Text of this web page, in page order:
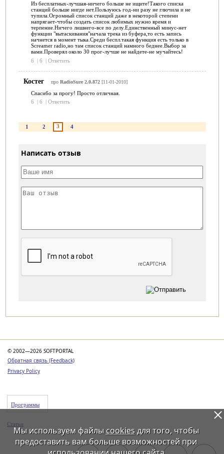
Из бесплатных-лучшая-ничего больше не ищите!Такого списка
станций больше нигде нет.Пользуюсь год-ни разу не глючила и не
тупила.Огромный список станций даже в некоторой степени
напрягает-чтобы создать список любимых нужно время и
терпение.Ничего лишнего-все по делу.Единственный минус-нет
функции "вытаскивания"начала трека из буфера,то есть запись
начнется в момент тыка.Среди беспл.такая функция есть только в
Screamer radio,но там список станций намного беднее.Выбор за
вами.Проверял около 30 прог-лучше не найдете-не мучайтесь!
6
| 6 | Ответить
Костег про RadioSure 2.0.872[11-01-2010]
Спасибо за прогу! Просто отличная.
6
| 6 | Ответить
1 2 3 4
Написать отзыв
© 2002—2026 SOFTPORTAL
Обратная связь (Feedback)
Privacy Policy
Программы
Статьи
Мы используем файлы cookiesдля того, чтобы
предоставить вам больше возможностей при